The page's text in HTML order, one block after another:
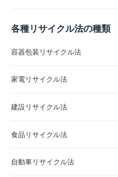
各種リサイクル法の種類
容器包装リサイクル法
家電リサイクル法
建設リサイクル法
食品リサイクル法
自動車リサイクル法